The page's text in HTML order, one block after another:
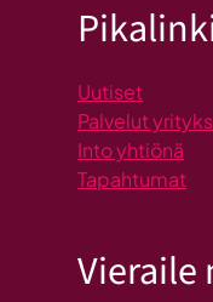
Uutiset
Palvelut
Into yhtiönä
Tapahtumat
Vieraile